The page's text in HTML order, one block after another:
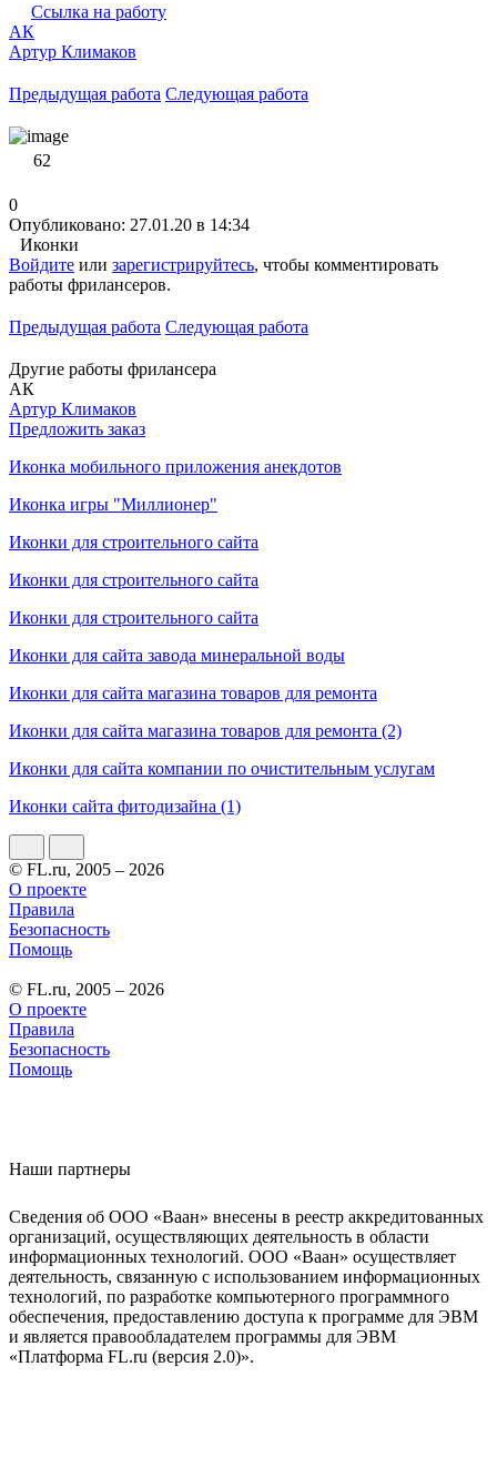
Ссылка на работу
АК
Артур Климаков
Предыдущая работа Следующая работа
62
0
Опубликовано: 27.01.20 в 14:34
Иконки
Войдите или зарегистрируйтесь, чтобы комментировать
работы фрилансеров.
Предыдущая работа Следующая работа
Другие работы фрилансера
АК
Артур Климаков
Предложить заказ
Иконка мобильного приложения анекдотов
Иконка игры "Миллионер"
Иконки для строительного сайта
Иконки для строительного сайта
Иконки для строительного сайта
Иконки для сайта завода минеральной воды
Иконки для сайта магазина товаров для ремонта
Иконки для сайта магазина товаров для ремонта (2)
Иконки для сайта компании по очистительным услугам
Иконки сайта фитодизайна (1)
© FL.ru, 2005 – 2026
О проекте
Правила
Безопасность
Помощь
© FL.ru, 2005 – 2026
О проекте
Правила
Безопасность
Помощь
Наши партнеры
Сведения об ООО «Ваан» внесены в реестр аккредитованных
организаций, осуществляющих деятельность в области
информационных технологий. ООО «Ваан» осуществляет
деятельность, связанную с использованием информационных
технологий, по разработке компьютерного программного
обеспечения, предоставлению доступа к программе для ЭВМ
и является правообладателем программы для ЭВМ
«Платформа FL.ru (версия 2.0)».